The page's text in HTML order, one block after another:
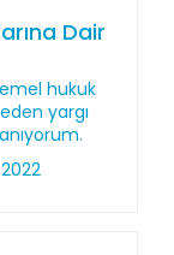
Dair
hukuk
yargı